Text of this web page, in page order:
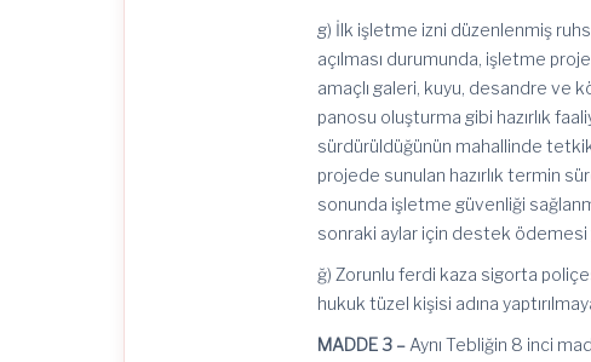
g) İlk işletme izni düzenlenmiş
açılması durumunda, işletme
amaçlı galeri, kuyu, desandre ve
panosu oluşturma gibi hazırlık
sürdürüldüğünün mahallinde
projede sunulan hazırlık termin
sonunda işletme güvenliği
sonraki aylar için destek ödemesi
ğ) Zorunlu ferdi kaza sigorta
hukuk tüzel kişisi adına
MADDE 3 – Aynı Tebliğin 8 inci